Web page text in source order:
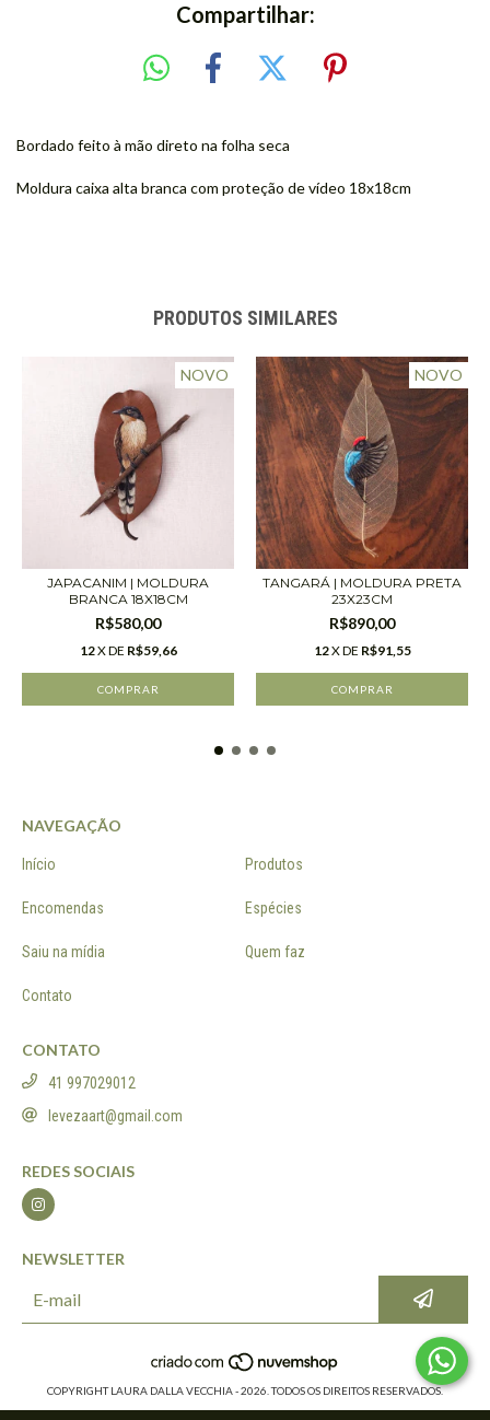
Compartilhar:
Bordado feito à mão direto na folha seca
Moldura caixa alta branca com proteção de vídeo 18x18cm
PRODUTOS SIMILARES
NOVO
JAPACANIM | MOLDURA
BRANCA 18X18CM
R$580,00
12X DE R$59,66
NOVO
TANGARÁ | MOLDURA PRETA
23X23CM
R$890,00
12X DE R$91,55
NAVEGAÇÃO
Início Produtos
Encomendas Espécies
Saiu na mídia Quem faz
Contato
CONTATO
41 997029012
levezaart@gmail.com
REDES SOCIAIS
NEWSLETTER
COPYRIGHT LAURA DALLA VECCHIA - 2026. TODOS OS DIREITOS RESERVADOS.